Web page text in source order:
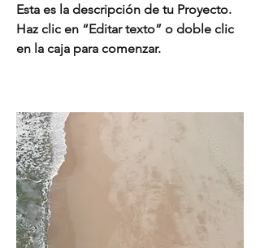
Esta es la descripción de tu Proyecto.
Haz clic en “Editar texto” o doble clic
en la caja para comenzar.